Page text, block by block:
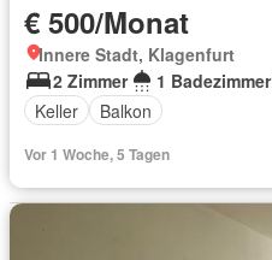
€ 500/Monat
Innere Stadt, Klagenfurt
2 Zimmer
1 Badezimmer
Keller
Balkon
Vor 1 Woche, 5 Tagen